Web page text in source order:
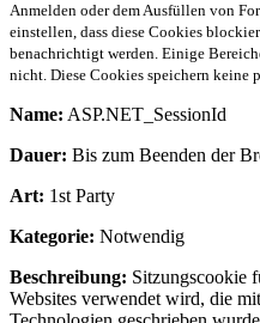
Anmelden oder dem Ausfüllen von
einstellen, dass diese Cookies
benachrichtigt werden. Einige
nicht. Diese Cookies speichern keine
Name: ASP.NET_SessionId
Dauer: Bis zum Beenden der
Art: 1st Party
Kategorie: Notwendig
Beschreibung: Sitzungscookie
Websites verwendet wird, die